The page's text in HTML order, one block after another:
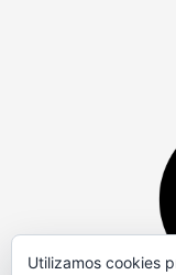
Utilizamos cookies